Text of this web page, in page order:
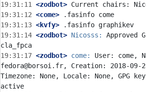
19:31:11
<zodbot>
19:31:12 <come>
19:31:13 <kvfy>
19:31:14 <zodbot> Nicosss:
Approved
19:31:17 <zodbot> come:
User: come,
fedora@borsoi.fr, Creation: 2018-09-
Timezone: None, Locale: None, GPG